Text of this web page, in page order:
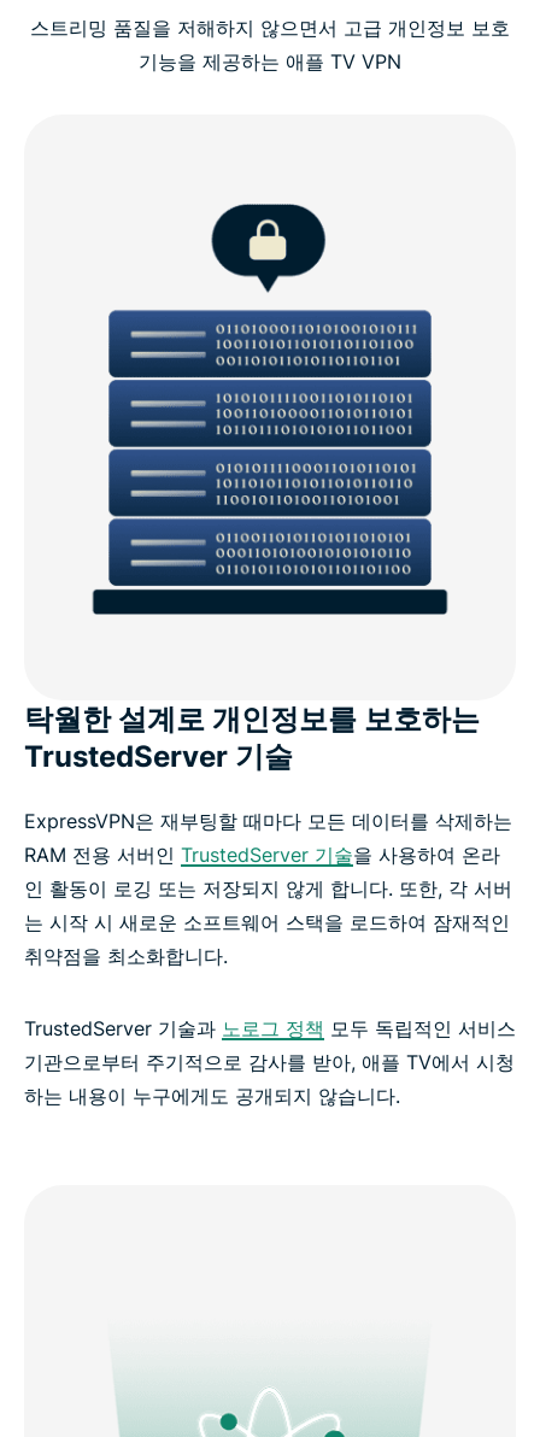
스트리밍 품질을 저해하지 않으면서 고급 개인정보 보호
기능을 제공하는 애플 TV VPN
탁월한 설계로 개인정보를 보호하는
TrustedServer 기술
ExpressVPN은 재부팅할 때마다 모든 데이터를 삭제하는
RAM 전용 서버인 TrustedServer 기술을 사용하여 온라
인 활동이 로깅 또는 저장되지 않게 합니다. 또한, 각 서버
는 시작 시 새로운 소프트웨어 스택을 로드하여 잠재적인
취약점을 최소화합니다.
TrustedServer 기술과 노로그 정책 모두 독립적인 서비스
기관으로부터 주기적으로 감사를 받아, 애플 TV에서 시청
하는 내용이 누구에게도 공개되지 않습니다.